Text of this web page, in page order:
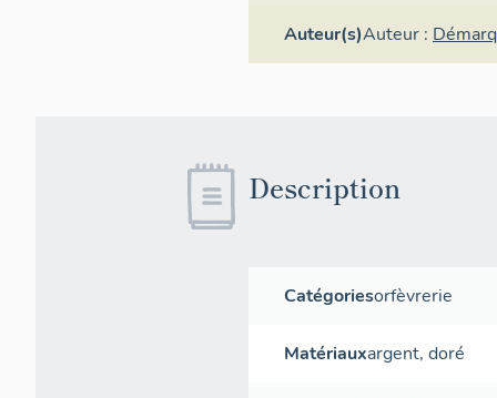
Auteur(s)Auteur :
Description
Catégoriesorfèvrerie
Matériauxargent, doré